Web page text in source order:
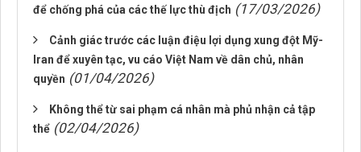
để chống phá của các thế lực thù địch (17/03/2026)
Cảnh giác trước các luận điệu lợi dụng xung đột Mỹ-
Iran để xuyên tạc, vu cáo Việt Nam về dân chủ, nhân
quyền (01/04/2026)
Không thể từ sai phạm cá nhân mà phủ nhận cả tập
thể (02/04/2026)